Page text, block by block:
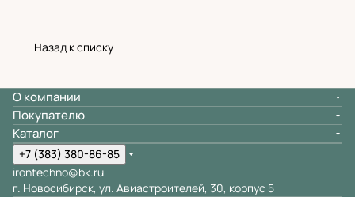
Назад к списку
О компании
Покупателю
Каталог
+7 (383) 380-86-85
irontechno@bk.ru
г. Новосибирск, ул. Авиастроителей, 30, корпус 5